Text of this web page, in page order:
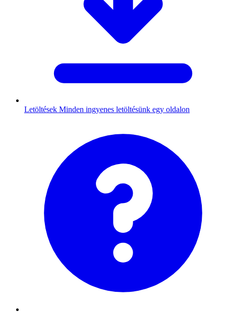
Letöltések Minden ingyenes letöltésünk egy oldalon